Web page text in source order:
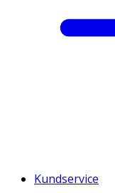
Kundservice